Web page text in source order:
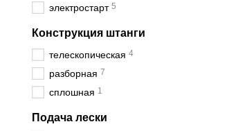
электростарт 5
Конструкция штанги
телескопическая 4
разборная 7
сплошная 1
Подача лески